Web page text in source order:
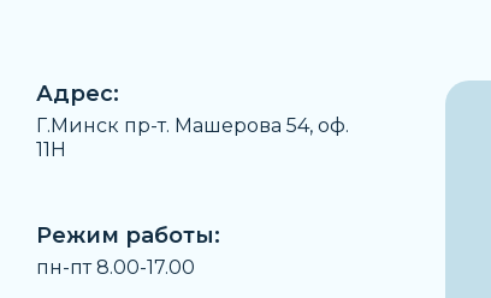
Адрес:
Г.Минск пр-т. Машерова 54, оф.
11H
Режим работы:
пн-пт 8.00-17.00